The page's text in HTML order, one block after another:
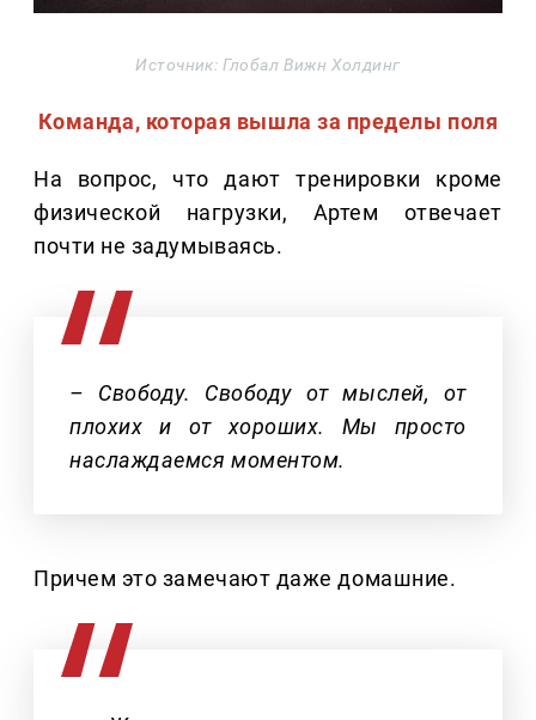
Источник: Глобал Вижн Холдинг
Команда, которая вышла за пределы поля
На вопрос, что дают тренировки кроме
физической нагрузки, Артем отвечает
почти не задумываясь.
– Свободу. Свободу от мыслей, от
плохих и от хороших. Мы просто
наслаждаемся моментом.
Причем это замечают даже домашние.